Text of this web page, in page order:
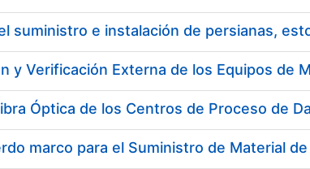
suministro e instalación de persianas,